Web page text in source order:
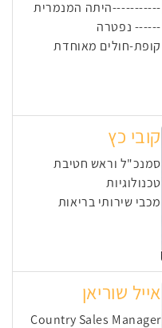
-----------היתה המנמרית
------ נפטרה
קופת-חולים מאוחדת
קובי כץ
סמנכ"ל וראש חטיבת
טכנולוגיות
מכבי שירותי בריאות
אייל שוריאן
Country Sales Manager